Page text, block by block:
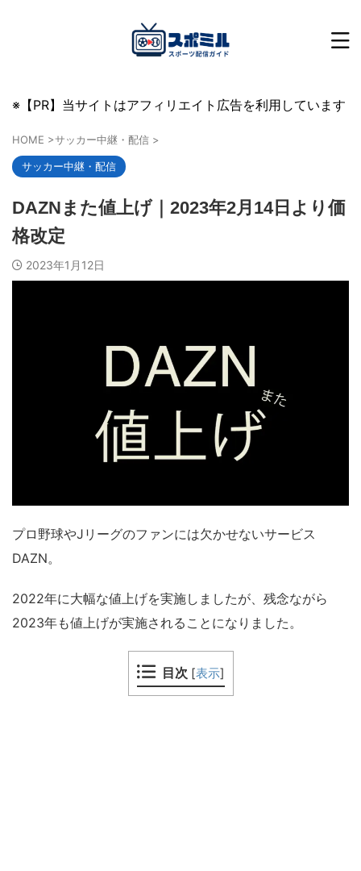
※【PR】当サイトはアフィリエイト広告を利用しています
HOME >サッカー中継・配信 >
サッカー中継・配信
DAZNまた値上げ｜2023年2月14日より価
格改定
2023年1月12日
プロ野球やJリーグのファンには欠かせないサービス
DAZN。
2022年に大幅な値上げを実施しましたが、残念ながら
2023年も値上げが実施されることになりました。
目次 [表示]